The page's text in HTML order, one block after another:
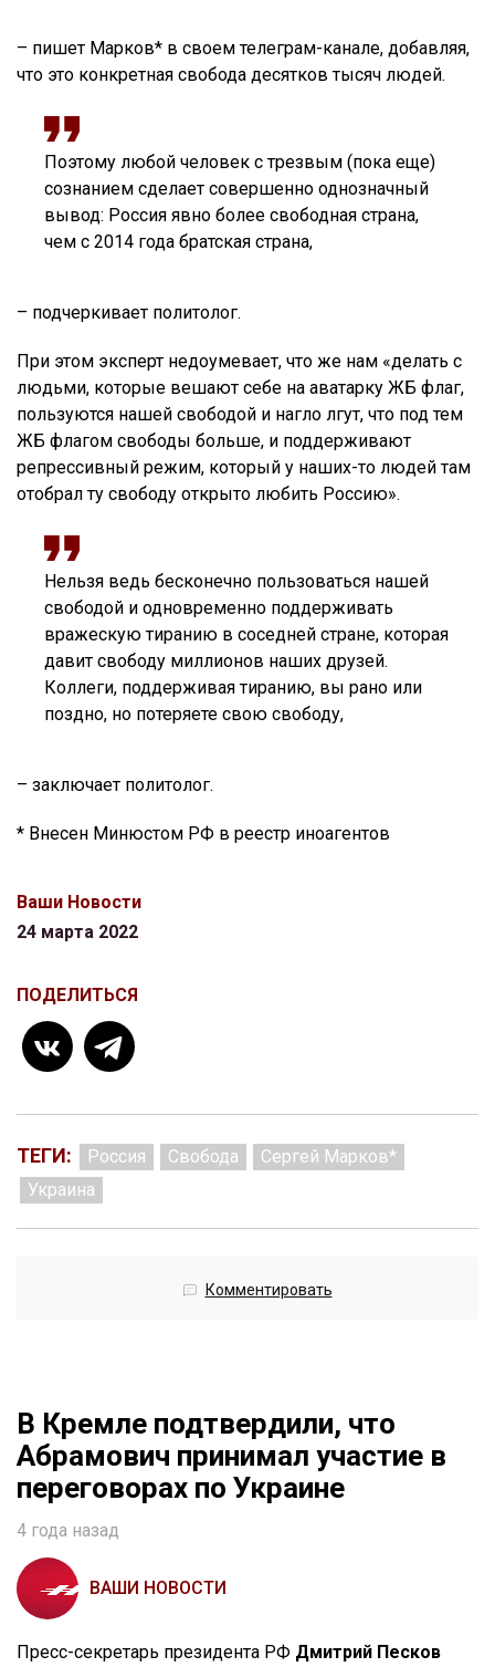
– пишет Марков* в своем телеграм-канале, добавляя,
что это конкретная свобода десятков тысяч людей.
Поэтому любой человек с трезвым (пока еще)
сознанием сделает совершенно однозначный
вывод: Россия явно более свободная страна,
чем с 2014 года братская страна,
– подчеркивает политолог.
При этом эксперт недоумевает, что же нам «делать с
людьми, которые вешают себе на аватарку ЖБ флаг,
пользуются нашей свободой и нагло лгут, что под тем
ЖБ флагом свободы больше, и поддерживают
репрессивный режим, который у наших-то людей там
отобрал ту свободу открыто любить Россию».
Нельзя ведь бесконечно пользоваться нашей
свободой и одновременно поддерживать
вражескую тиранию в соседней стране, которая
давит свободу миллионов наших друзей.
Коллеги, поддерживая тиранию, вы рано или
поздно, но потеряете свою свободу,
– заключает политолог.
* Внесен Минюстом РФ в реестр иноагентов
Ваши Новости
24 марта 2022
ПОДЕЛИТЬСЯ
ТЕГИ: Россия Свобода
Сергей Марков*
Украина
Комментировать
В Кремле подтвердили, что
Абрамович принимал участие в
переговорах по Украине
4 года назад
ВАШИ НОВОСТИ
Пресс-секретарь президента РФ Дмитрий Песков